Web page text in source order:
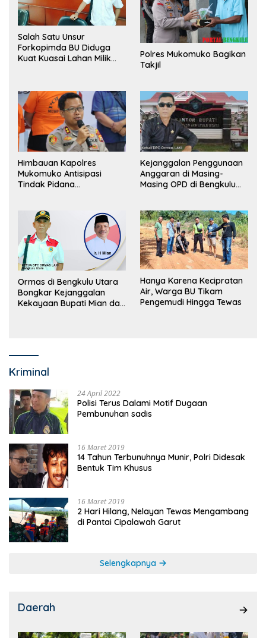
Salah Satu Unsur
Forkopimda BU Diduga
Kuat Kuasai Lahan Milik
Polres Mukomuko Bagikan
Takjil
Himbauan Kapolres
Mukomuko Antisipasi
Tindak Pidana
Kejanggalan Penggunaan
Anggaran di Masing-
Masing OPD di Bengkulu
Ormas di Bengkulu Utara
Bongkar Kejanggalan
Kekayaan Bupati Mian dan
Hanya Karena Kecipratan
Air, Warga BU Tikam
Pengemudi Hingga Tewas
Kriminal
24 April 2022
Polisi Terus Dalami Motif Dugaan
Pembunuhan sadis
16 Maret 2019
14 Tahun Terbunuhnya Munir, Polri Didesak
Bentuk Tim Khusus
16 Maret 2019
2 Hari Hilang, Nelayan Tewas Mengambang
di Pantai Cipalawah Garut
Selengkapnya
Daerah